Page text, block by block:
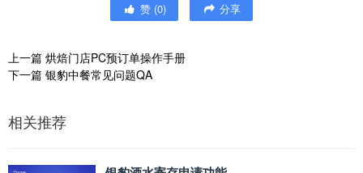
赞 (0) 分享
上一篇 烘焙门店PC预订单操作手册
下一篇 银豹中餐常见问题QA
相关推荐